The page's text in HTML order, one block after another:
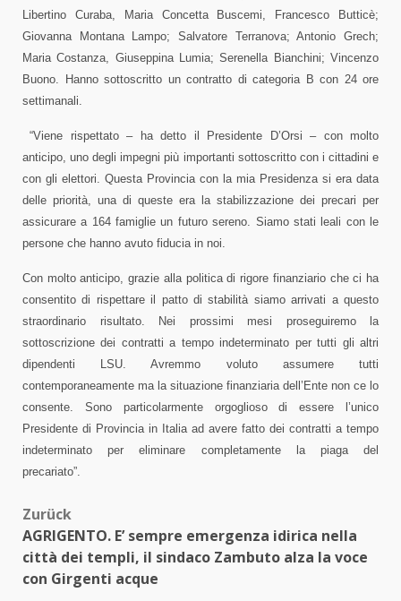
Libertino Curaba, Maria Concetta Buscemi, Francesco Butticè;
Giovanna Montana Lampo; Salvatore Terranova; Antonio Grech;
Maria Costanza, Giuseppina Lumia; Serenella Bianchini; Vincenzo
Buono. Hanno sottoscritto un contratto di categoria B con 24 ore
settimanali.
“Viene rispettato – ha detto il Presidente D’Orsi – con molto
anticipo, uno degli impegni più importanti sottoscritto con i cittadini e
con gli elettori. Questa Provincia con la mia Presidenza si era data
delle priorità, una di queste era la stabilizzazione dei precari per
assicurare a 164 famiglie un futuro sereno. Siamo stati leali con le
persone che hanno avuto fiducia in noi.
Con molto anticipo, grazie alla politica di rigore finanziario che ci ha
consentito di rispettare il patto di stabilità siamo arrivati a questo
straordinario risultato. Nei prossimi mesi proseguiremo la
sottoscrizione dei contratti a tempo indeterminato per tutti gli altri
dipendenti LSU. Avremmo voluto assumere tutti
contemporaneamente ma la situazione finanziaria dell’Ente non ce lo
consente. Sono particolarmente orgoglioso di essere l’unico
Presidente di Provincia in Italia ad avere fatto dei contratti a tempo
indeterminato per eliminare completamente la piaga del
precariato”.
Beitragsnavigation
Zurück
AGRIGENTO. E’ sempre emergenza idirica nella
città dei templi, il sindaco Zambuto alza la voce
con Girgenti acque